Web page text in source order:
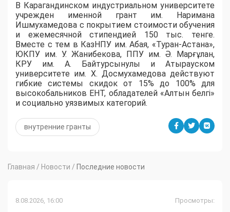
​В Карагандинском индустриальном университете
учрежден именной грант им. Наримана
Ишмухамедова с покрытием стоимости обучения
и ежемесячной стипендией 150 тыс. тенге.
Вместе с тем в КазНПУ им. Абая, «Туран-Астана»,
ЮКПУ им. У. Жанибекова, ППУ им. Ә. Марғұлан,
КРУ им. А. Байтурсынулы и Атырауском
университете им. Х. Досмухамедова действуют
гибкие системы скидок от 15% до 100% для
высокобальников ЕНТ, обладателей «Алтын белгі»
и социально уязвимых категорий.
внутренние гранты
Главная / Новости / Последние новости
8.08.2026, 16:00 Просмотры: